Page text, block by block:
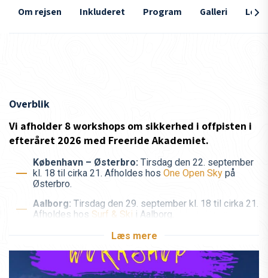
Om rejsen Inkluderet Program Galleri
Overblik
Vi afholder 8 workshops om sikkerhed i offpisten i
efteråret 2026 med Freeride Akademiet.
København – Østerbro: Tirsdag den 22. september
kl. 18 til cirka 21. Afholdes hos One Open Sky på
Østerbro.
Aalborg: Tirsdag den 29. september kl. 18 til cirka 21.
Afholdes hos Surf & Ski i Aalborg.
Onsdag den 30. september kl. 18 til cirka 21.
København – Birkerød:Torsdag den 1. oktober kl. 18
til cirka 21.. Afholdes hosSteep & Deepi Birkerød.
Læs mere